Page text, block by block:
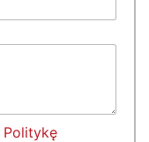
Politykę